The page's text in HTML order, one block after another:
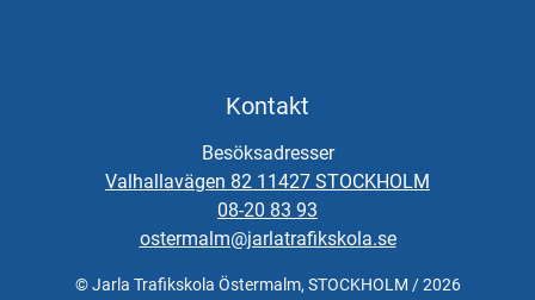
Kontakt
Besöksadresser
Valhallavägen 82 11427 STOCKHOLM
08-20 83 93
ostermalm@jarlatrafikskola.se
© Jarla Trafikskola Östermalm, STOCKHOLM / 2026